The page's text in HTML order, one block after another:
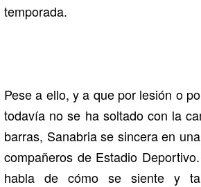
temporada.
Pese a ello, y a que por lesión o
todavía no se ha soltado con la
barras, Sanabria se sincera en
compañeros de Estadio
habla de cómo se siente y